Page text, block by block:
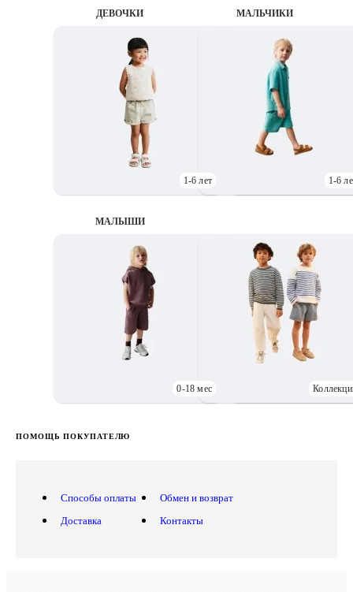
ДЕВОЧКИ
1-6 лет
MАЛЬЧИКИ
1-6
МАЛЫШИ
0-18 мес
ПОМОЩЬ ПОКУПАТЕЛЮ
Способы оплаты
Доставка
Обмен и возврат
Контакты